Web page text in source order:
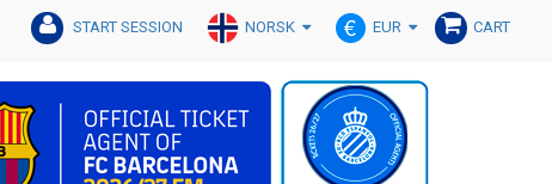
CART
EUR
NORSK
START SESSION